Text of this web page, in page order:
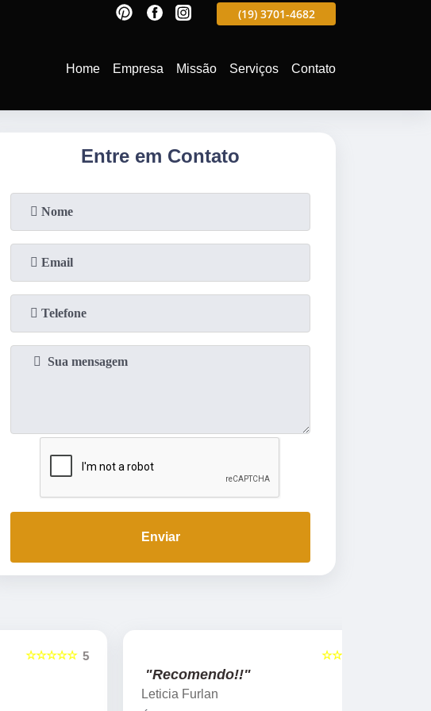
(19) 3701-4988 (19) 3701-4682
Home Empresa Missão Serviços Contato
Entre em Contato
Enviar
"Recomendo!!"
Leticia Furlan